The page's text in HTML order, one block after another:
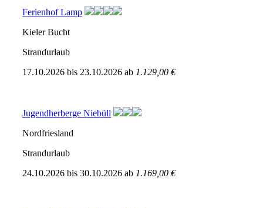
Ferienhof Lamp
Kieler Bucht
Strandurlaub
17.10.2026 bis 23.10.2026 ab 1.129,00 €
Jugendherberge Niebüll
Nordfriesland
Strandurlaub
24.10.2026 bis 30.10.2026 ab 1.169,00 €